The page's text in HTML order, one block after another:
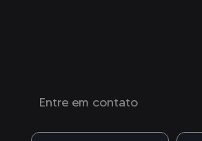
Entre em contato